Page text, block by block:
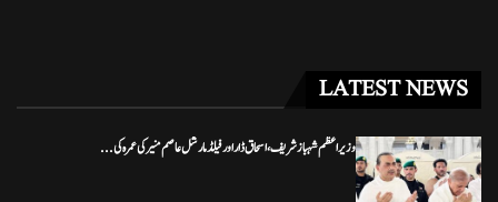
LATEST NEWS
وزیراعظم شہباز شریف، اسحاق ڈار اور فیلڈ مارشل عاصم منیر کی عمرہ کی...